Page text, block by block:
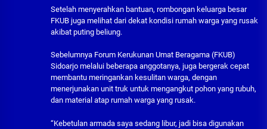
Setelah menyerahkan bantuan, rombongan keluarga besar
FKUB juga melihat dari dekat kondisi rumah warga yang rusak
akibat puting beliung.
Sebelumnya Forum Kerukunan Umat Beragama (FKUB)
Sidoarjo melalui beberapa anggotanya, juga bergerak cepat
membantu meringankan kesulitan warga, dengan
menerjunakan unit truk untuk mengangkut pohon yang rubuh,
dan material atap rumah warga yang rusak.
“Kebetulan armada saya sedang libur, jadi bisa digunakan